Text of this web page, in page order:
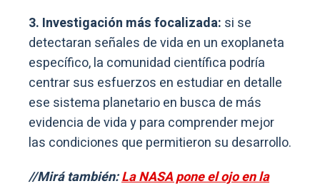
3. Investigación más focalizada: si se
detectaran señales de vida en un exoplaneta
específico, la comunidad científica podría
centrar sus esfuerzos en estudiar en detalle
ese sistema planetario en busca de más
evidencia de vida y para comprender mejor
las condiciones que permitieron su desarrollo.
//Mirá también:La NASA pone el ojo en la